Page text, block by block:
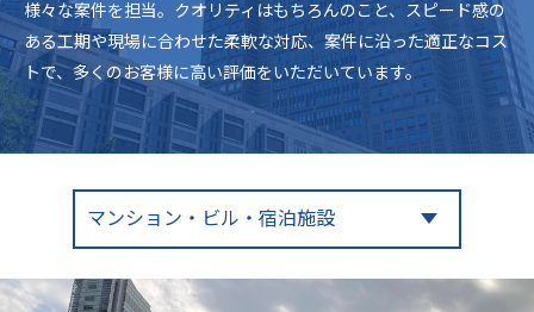
様々な案件を担当。クオリティはもちろんのこと、スピード感の
ある工期や現場に合わせた柔軟な対応、案件に沿った適正なコス
トで、多くのお客様に高い評価をいただいています。
マンション・ビル・宿泊施設